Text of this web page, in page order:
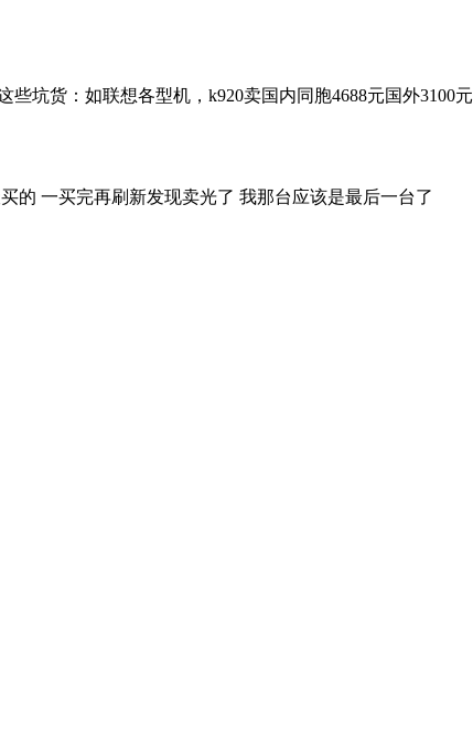
坑货：如联想各型机，k920卖国内同胞4688元国外3100元
的 一买完再刷新发现卖光了 我那台应该是最后一台了